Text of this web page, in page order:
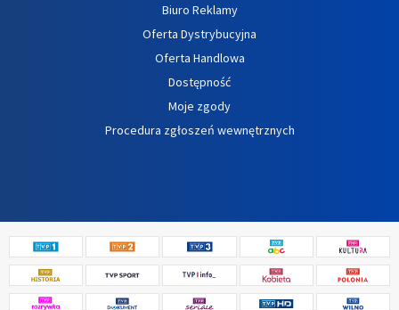
Biuro Reklamy
Oferta Dystrybucyjna
Oferta Handlowa
Dostępność
Moje zgody
Procedura zgłoszeń wewnętrznych